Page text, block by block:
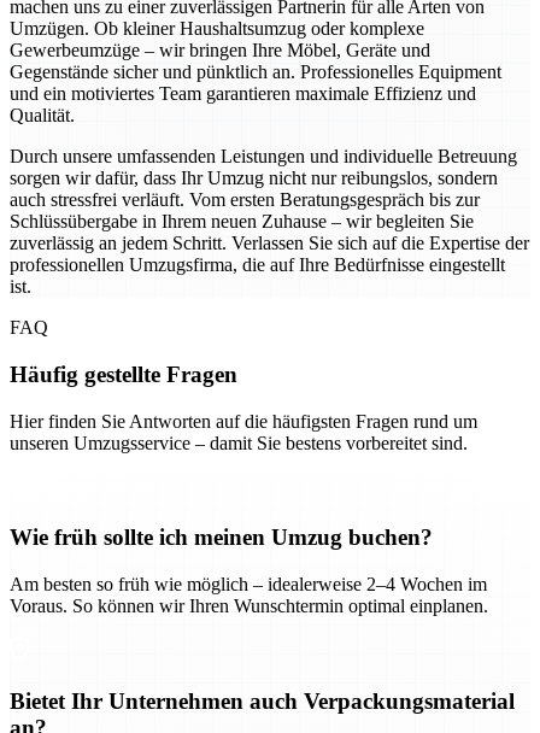
machen uns zu einer zuverlässigen Partnerin für alle Arten von
Umzügen. Ob kleiner Haushaltsumzug oder komplexe
Gewerbeumzüge – wir bringen Ihre Möbel, Geräte und
Gegenstände sicher und pünktlich an. Professionelles Equipment
und ein motiviertes Team garantieren maximale Effizienz und
Qualität.
Durch unsere umfassenden Leistungen und individuelle Betreuung
sorgen wir dafür, dass Ihr Umzug nicht nur reibungslos, sondern
auch stressfrei verläuft. Vom ersten Beratungsgespräch bis zur
Schlüssübergabe in Ihrem neuen Zuhause – wir begleiten Sie
zuverlässig an jedem Schritt. Verlassen Sie sich auf die Expertise der
professionellen Umzugsfirma, die auf Ihre Bedürfnisse eingestellt
ist.
FAQ
Häufig gestellte Fragen
Hier finden Sie Antworten auf die häufigsten Fragen rund um
unseren Umzugsservice – damit Sie bestens vorbereitet sind.
Wie früh sollte ich meinen Umzug buchen?
Am besten so früh wie möglich – idealerweise 2–4 Wochen im
Voraus. So können wir Ihren Wunschtermin optimal einplanen.
Bietet Ihr Unternehmen auch Verpackungsmaterial
an?